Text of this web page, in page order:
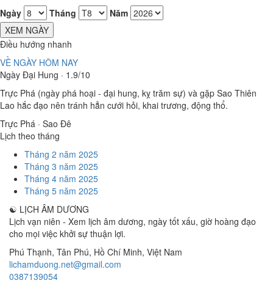
Ngày
Tháng
Năm
XEM NGÀY
Điều hướng nhanh
VỀ NGÀY HÔM NAY
Ngày Đại Hung · 1.9/10
Trực Phá (ngày phá hoại - đại hung, kỵ trăm sự) và gặp Sao Thiên
Lao hắc đạo nên tránh hẳn cưới hỏi, khai trương, động thổ.
Trực Phá · Sao Đê
Lịch theo tháng
Tháng 2 năm 2025
Tháng 3 năm 2025
Tháng 4 năm 2025
Tháng 5 năm 2025
☯ LỊCH ÂM DƯƠNG
Lịch vạn niên - Xem lịch âm dương, ngày tốt xấu, giờ hoàng đạo
cho mọi việc khởi sự thuận lợi.
Phú Thạnh, Tân Phú, Hồ Chí Minh, Việt Nam
lichamduong.net@gmail.com
0387139054